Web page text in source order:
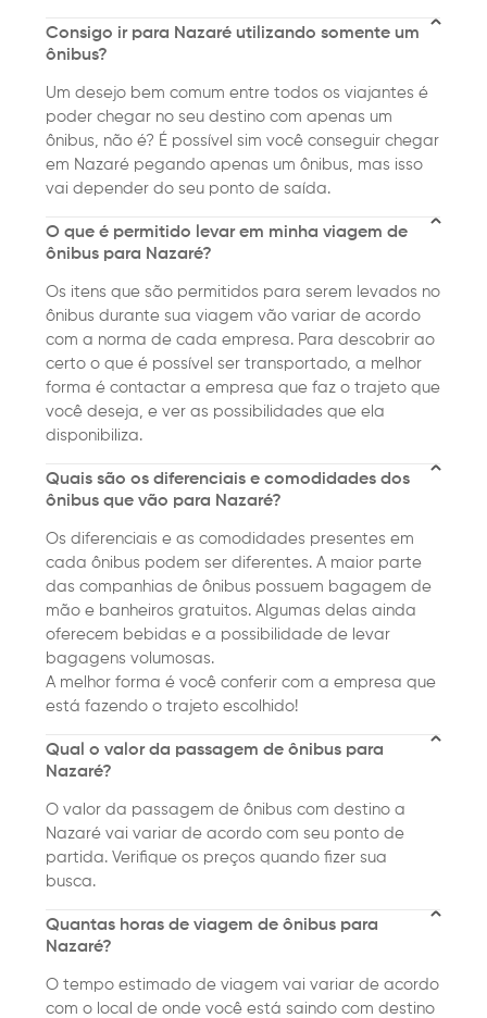
Consigo ir para Nazaré utilizando somente um
ônibus?
Um desejo bem comum entre todos os viajantes é
poder chegar no seu destino com apenas um
ônibus, não é? É possível sim você conseguir chegar
em Nazaré pegando apenas um ônibus, mas isso
vai depender do seu ponto de saída.
O que é permitido levar em minha viagem de
ônibus para Nazaré?
Os itens que são permitidos para serem levados no
ônibus durante sua viagem vão variar de acordo
com a norma de cada empresa. Para descobrir ao
certo o que é possível ser transportado, a melhor
forma é contactar a empresa que faz o trajeto que
você deseja, e ver as possibilidades que ela
disponibiliza.
Quais são os diferenciais e comodidades dos
ônibus que vão para Nazaré?
Os diferenciais e as comodidades presentes em
cada ônibus podem ser diferentes. A maior parte
das companhias de ônibus possuem bagagem de
mão e banheiros gratuitos. Algumas delas ainda
oferecem bebidas e a possibilidade de levar
bagagens volumosas.
A melhor forma é você conferir com a empresa que
está fazendo o trajeto escolhido!
Qual o valor da passagem de ônibus para
Nazaré?
O valor da passagem de ônibus com destino a
Nazaré vai variar de acordo com seu ponto de
partida. Verifique os preços quando fizer sua
busca.
Quantas horas de viagem de ônibus para
Nazaré?
O tempo estimado de viagem vai variar de acordo
com o local de onde você está saindo com destino